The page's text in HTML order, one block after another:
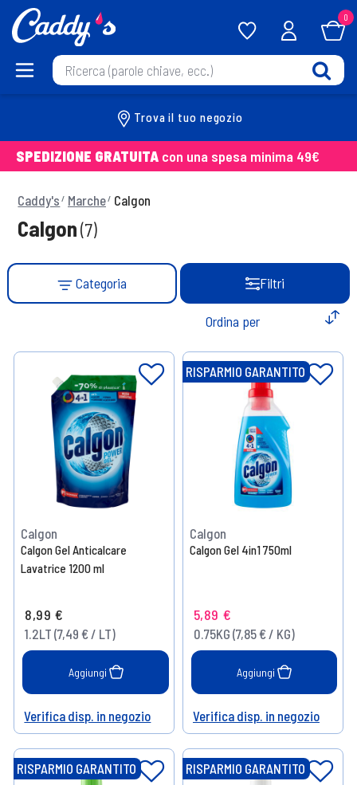
0
Trova il tuo negozio
SPEDIZIONE GRATUITA con una spesa minima 49€
Caddy's Marche Calgon
Calgon(7)
Categoria Filtri
Calgon
Calgon Gel Anticalcare
Lavatrice 1200 ml
8,99 €
1.2LT (7,49 € / LT)
Aggiungi
Help
Verifica disp. in negozio
RISPARMIO GARANTITO
Calgon
Calgon Gel 4in1 750ml
5,89 €
0.75KG (7,85 € / KG)
Aggiungi
Help
Verifica disp. in negozio
RISPARMIO GARANTITO RISPARMIO GARANTITO